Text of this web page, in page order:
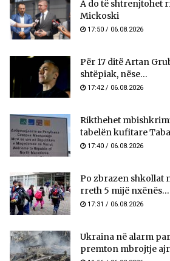
A do të shtrenjtohet
Mickoski
17:50 / 06.08.2026
Për 17 ditë Artan
shtëpiak, nëse...
17:42 / 06.08.2026
Rikthehet
tabelën kufitare
17:40 / 06.08.2026
Po zbrazen shkollat
rreth 5 mijë nxënës...
17:31 / 06.08.2026
Ukraina në alarm
premton mbrojtje